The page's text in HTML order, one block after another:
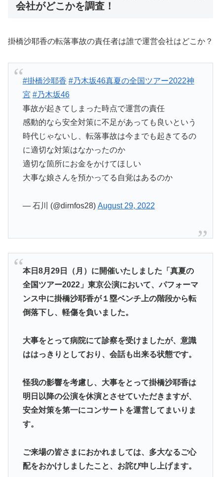
会社がどこかを調査！
掛橋沙耶香の転落事故の責任者は誰で運営会社はどこか？
#掛橋沙耶香 #乃木坂46真夏の全国ツアー2022神
宮 #乃木坂46
事故が起きてしまった時点で運営の責任
感動的なら安全対策に不足があっても良いという
時代じゃないし、転落事故は今までも起きてるの
に適切な対策はなかったのか
適切な箇所にお金をかけてほしい
大事な娘さんを預かってる自覚はあるのか
— 石川 (@dirnfos28) August 29, 2022
本日8月29日（月）に開催いたしました「真夏の
全国ツアー2022」東京公演において、パフォーマ
ンス中に掛橋沙耶香が１塁ベンチ上の階段から転
倒落下し、軽傷を負いました。
大事をとって病院にて診察を受けましたが、意識
ははっきりとしており、会話も出来る状態です。
怪我の影響を考慮し、大事をとって掛橋沙耶香は
明日以降の公演を休演とさせていただきますが、
安全対策を第一にコンサートを運営してまいりま
す。
ご来場の皆さまにおかれましては、多大なるご心
配をおかけしましたこと、お詫び申し上げます。